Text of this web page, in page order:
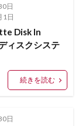
日
1日
Disk In
ィスクシステ
続きを読む
日